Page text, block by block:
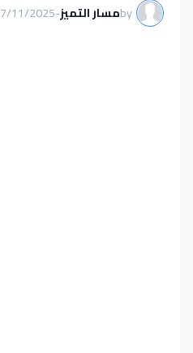
byمسار التميز-
7/11/2025